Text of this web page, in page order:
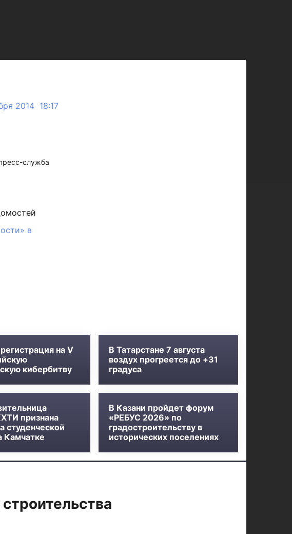
2014 18:17
служба
в
на V
кибербитву
В Татарстане 7 августа
воздух прогреется до +31
градуса
признана
студенческой
Камчатке
В Казани пройдет форум
«РЕБУС 2026» по
градостроительству в
исторических поселениях